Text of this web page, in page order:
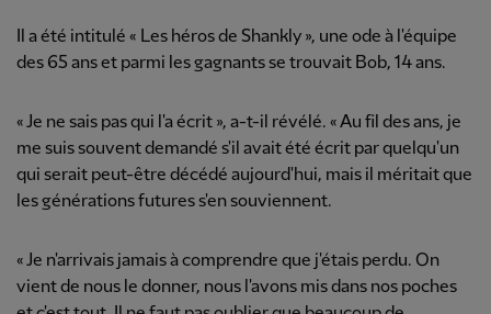
Il a été intitulé « Les héros de Shankly », une ode à l'équipe
des 65 ans et parmi les gagnants se trouvait Bob, 14 ans.
« Je ne sais pas qui l'a écrit », a-t-il révélé. « Au fil des ans, je
me suis souvent demandé s'il avait été écrit par quelqu'un
qui serait peut-être décédé aujourd'hui, mais il méritait que
les générations futures s'en souviennent.
« Je n'arrivais jamais à comprendre que j'étais perdu. On
vient de nous le donner, nous l'avons mis dans nos poches